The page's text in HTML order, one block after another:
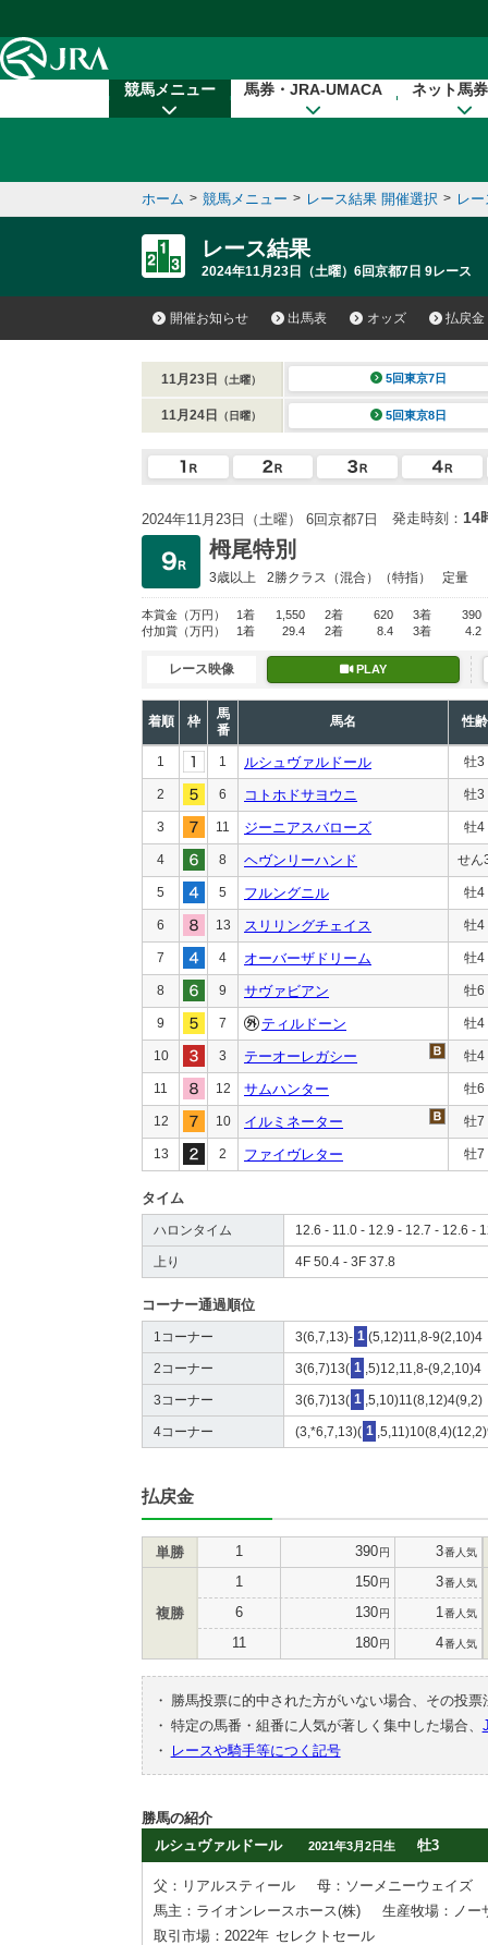
競馬メニュー 馬券・JRA-UMACA ネット馬
ホーム > 競馬メニュー > レース結果 開催選択 > レ
レース結果
2024年11月23日（土曜）6回京都7日 9レース
開催お知らせ 出馬表 オッズ 払戻金
11月23日 （土曜） 5回東京7日
11月24日 （日曜） 5回東京8日
2024年11月23日（土曜） 6回京都7日 発走時刻： 14
栂尾特別
3歳以上 2勝クラス （混合）（特指） 定量
本賞金 （万円） 1着 1,550 2着 620 3着
390
付加賞 （万円） 1着 29.4 2着 8.4 3着 4.2
レース映像 PLAY
着順 枠
馬
番
馬名 性齢
1 1 ルシュヴァルドール 牡3
2 6 コトホドサヨウニ 牡3
3 11 ジーニアスバローズ 牡4
4 8 ヘヴンリーハンド せん
5 5 フルングニル 牡4
6 13 スリリングチェイス 牡4
7 4 オーバーザドリーム 牡4
8 9 サヴァビアン 牡6
9 7 ティルドーン 牡4
10 3 テーオーレガシー 牡4
11 12 サムハンター 牡6
12 10 イルミネーター 牡7
13 2 ファイヴレター 牡7
タイム
ハロンタイム 12.6 - 11.0 - 12.9 - 12.7 - 12.6 -
上り 4F 50.4 - 3F 37.8
コーナー通過順位
1コーナー 3(6,7,13)- 1 (5,12)11,8-9(2,10)4
2コーナー 3(6,7)13( 1 ,5)12,11,8-(9,2,10)4
3コーナー 3(6,7)13( 1 ,5,10)11(8,12)4(9,2)
4コーナー (3,*6,7,13)( 1
払戻金
単勝 1 390円 3番人気
複勝
1 150円 3番人気
6 130円 1 番人気
11 180円 4番人気
・
勝馬投票に的中された方がいない場合、その投
・ 特定の馬番・組番に人気が著しく集中した場合、
・
レースや騎手等につく記号
勝馬の紹介
ルシュヴァルドール
2021年3月2日生 牡3
父：リアルスティール
母：ソーメニーウェイズ
馬主：ライオンレースホース(株)
生産牧場：ノー
取引市場：2022年 セレクトセール